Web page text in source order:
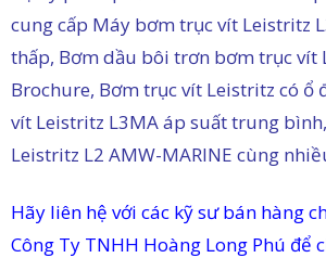
cung cấp Máy bơm trục vít Leistritz
thấp, Bơm dầu bôi trơn bơm trục vít
Brochure, Bơm trục vít Leistritz có ổ
vít Leistritz L3MA áp suất trung
Leistritz L2 AMW-MARINE cùng
Hãy liên hệ với các kỹ sư bán hàng
Công Ty TNHH Hoàng Long Phú để